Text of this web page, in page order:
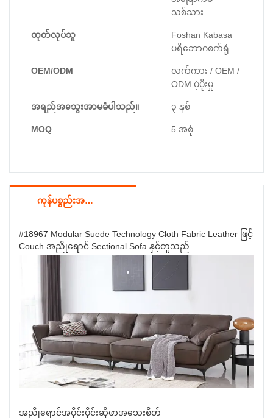
သစ်သား
ထုတ်လုပ်သူ
Foshan Kabasa
ပရိဘောဂစက်ရုံ
OEM/ODM
လက်ကား / OEM /
ODM ပံ့ပိုးမှု
အရည်အသွေးအာမခံပါသည်။ ၃ နှစ်
MOQ 5 အစုံ
ကုန်ပစ္စည်းအသေးစိတ်
#18967 Modular Suede Technology Cloth Fabric Leather ဖြင့်
Couch အညိုရောင် Sectional Sofa နှင့်တူသည်
အညိုရောင်အပိုင်းပိုင်းဆိုဖာအသေးစိတ်